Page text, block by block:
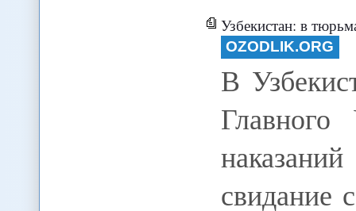
Узбекистан: в
OZODLIK.ORG
В
свидание